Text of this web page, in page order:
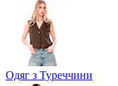
Одяг з Туреччини